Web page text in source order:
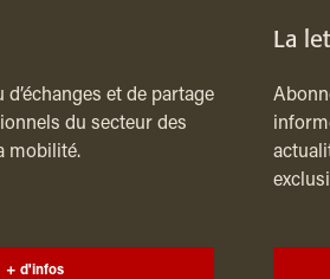
d’échanges et de partage
du secteur des
mobilité.
+ d'infos
La